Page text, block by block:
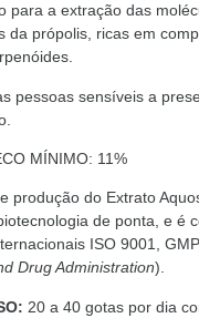
para a extração das
da própolis, ricas em
pessoas sensíveis a
MÍNIMO: 11%
produção do Extrato
de ponta, e é
ISO 9001,
Drug Administration).
20 a 40 gotas por dia